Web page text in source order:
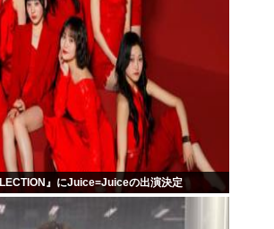
』にJuice=Juiceの出演決定